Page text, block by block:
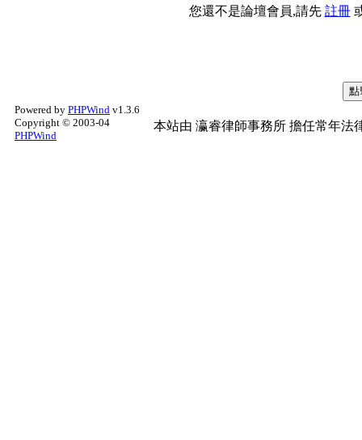
您還不是論壇會員,請先 註冊
Powered by PHPWind v1.3.6
Copyright © 2003-04
PHPWind
本站由 瀛睿律師事務所 擔任常年法